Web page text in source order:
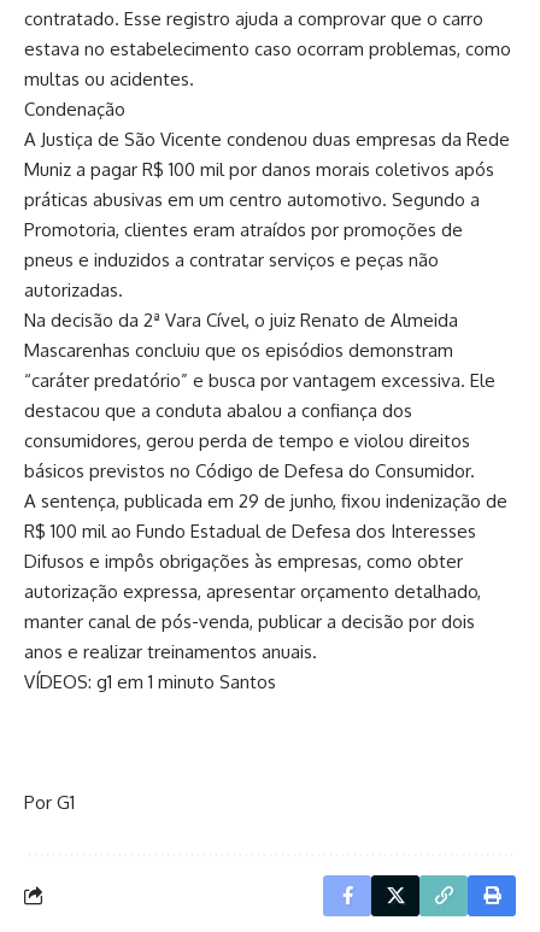
contratado. Esse registro ajuda a comprovar que o carro
estava no estabelecimento caso ocorram problemas, como
multas ou acidentes.
Condenação
A Justiça de São Vicente condenou duas empresas da Rede
Muniz a pagar R$ 100 mil por danos morais coletivos após
práticas abusivas em um centro automotivo. Segundo a
Promotoria, clientes eram atraídos por promoções de
pneus e induzidos a contratar serviços e peças não
autorizadas.
Na decisão da 2ª Vara Cível, o juiz Renato de Almeida
Mascarenhas concluiu que os episódios demonstram
“caráter predatório” e busca por vantagem excessiva. Ele
destacou que a conduta abalou a confiança dos
consumidores, gerou perda de tempo e violou direitos
básicos previstos no Código de Defesa do Consumidor.
A sentença, publicada em 29 de junho, fixou indenização de
R$ 100 mil ao Fundo Estadual de Defesa dos Interesses
Difusos e impôs obrigações às empresas, como obter
autorização expressa, apresentar orçamento detalhado,
manter canal de pós-venda, publicar a decisão por dois
anos e realizar treinamentos anuais.
VÍDEOS: g1 em 1 minuto Santos
Por G1